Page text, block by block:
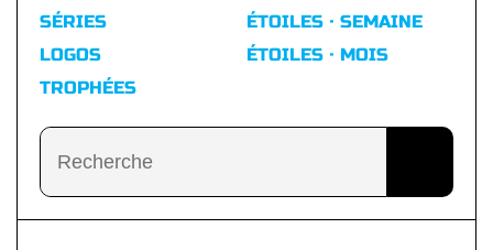
SÉRIES
LOGOS
TROPHÉES
ÉTOILES · SEMAINE
ÉTOILES · MOIS